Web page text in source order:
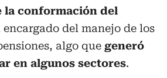
la conformación del
encargado del manejo de los
algo que generó
en algunos sectores.